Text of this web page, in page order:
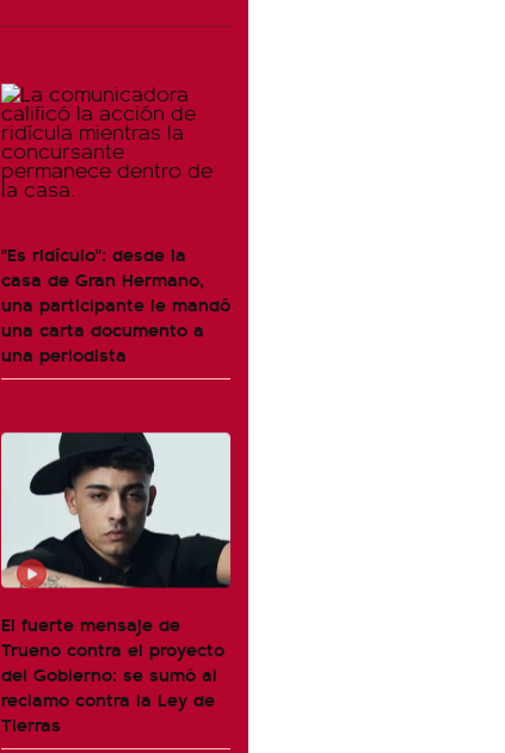
"Es ridículo": desde la
casa de Gran Hermano,
una participante le mandó
una carta documento a
una periodista
El fuerte mensaje de
Trueno contra el proyecto
del Gobierno: se sumó al
reclamo contra la Ley de
Tierras